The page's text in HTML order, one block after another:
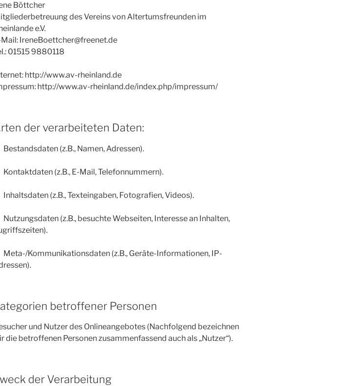
Böttcher
des Vereins von Altertumsfreunden im
e.V.
Mail: IreneBoettcher@freenet.de
01515 9880118
http://www.av-rheinland.de
http://www.av-rheinland.de/index.php/impressum/
der verarbeiteten Daten:
(z.B., Namen, Adressen).
(z.B., E-Mail, Telefonnummern).
(z.B., Texteingaben, Fotografien, Videos).
(z.B., besuchte Webseiten, Interesse an Inhalten,
Kommunikationsdaten (z.B., Geräte-Informationen, IP-
betroffener Personen
und Nutzer des Onlineangebotes (Nachfolgend bezeichnen
die betroffenen Personen zusammenfassend auch als „Nutzer“).
der Verarbeitung